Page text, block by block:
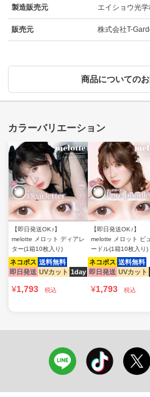
製造販売元 エイショウ光
販売元 株式会社T-
商品についての
【即日発送OK♪】
melotte メロット ディアレ
ター(1箱10枚入り)
ネコポス 送料無料
即日発送 UVカット 1day
¥1,793 税込
【即日発送OK♪】
melotte メロット ピ
ードル(1箱10枚入り)
ネコポス 送料無料
即日発送 UVカット
¥1,793 税込